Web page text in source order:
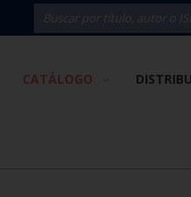
CATÁLOGO